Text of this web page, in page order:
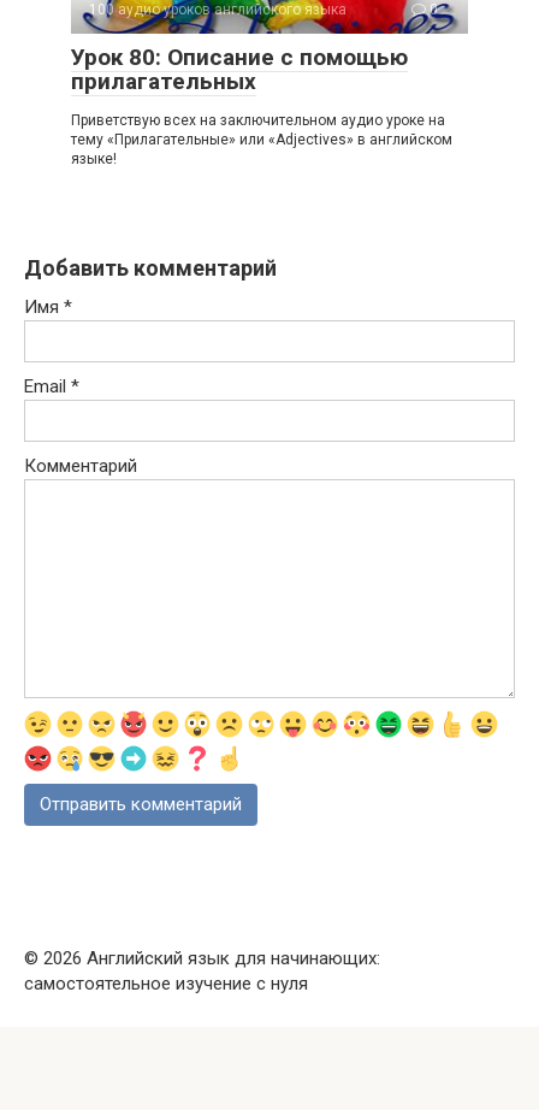
100 аудио уроков английского языка 0
Урок 80: Описание с помощью
прилагательных
Приветствую всех на заключительном аудио уроке на
тему «Прилагательные» или «Adjec­tives» в английском
языке!
Добавить комментарий
Имя *
Email *
Комментарий
© 2026 Английский язык для начинающих:
самостоятельное изучение с нуля